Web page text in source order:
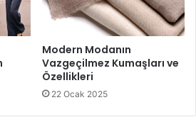
Modern Modanın
Vazgeçilmez Kumaşları ve
Özellikleri
22 Ocak 2025